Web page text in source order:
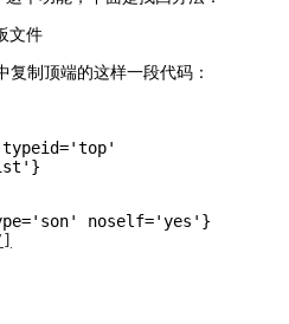
文件
复制顶端的这样一段代码：